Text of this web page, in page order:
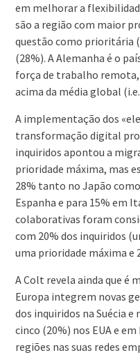
em melhorar a
são a região com maior
questão como prioritária
(28%). A Alemanha é o
força de trabalho
acima da média global
A implementação dos
transformação digital
inquiridos apontou a
prioridade máxima, mas
28% tanto no Japão
Espanha e para 15% em
colaborativas foram
com 20% dos inquiridos
uma prioridade máxima e
A Colt revela ainda que é
Europa integrem novas
dos inquiridos na Suécia e
cinco (20%) nos EUA e
regiões nas suas redes